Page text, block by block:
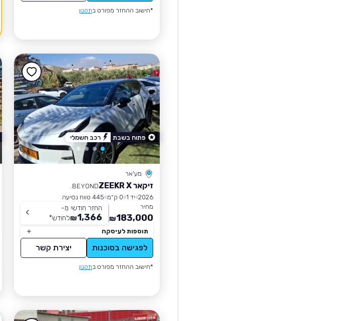
*חישוב ההחזר מפורט בתקנון
מע'אר
זיקאר ZEEKR X
BEYOND.
2026 יד 1 0 ק״מ
445 טווח נסיעה
מחיר
183,000
₪
החזר חודשי מ-
1,366
₪לחודש*
תוספות לעיסקה
לפגישה בסוכנות יצירת קשר
*חישוב ההחזר מפורט בתקנון
פתוח בשבת רכב חשמלי